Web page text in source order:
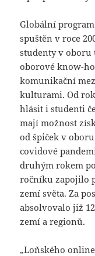
Globální
spuštěn v roce
studenty v
oborové know-
komunikační
kulturami. Od
hlásit i studenti
mají možnost
od špiček v
covidové
druhým rokem
ročníku zapojilo
zemí světa. Za
absolvovalo již
zemí a regionů.
„Loňského